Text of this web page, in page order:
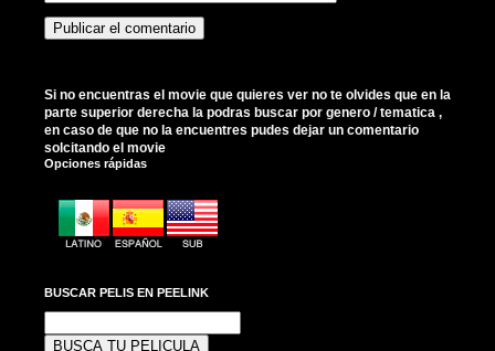
Si no encuentras el movie que quieres ver no te olvides que en la
parte superior derecha la podras buscar por genero / tematica ,
en caso de que no la encuentres pudes dejar un comentario
solcitando el movie
Opciones rápidas
BUSCAR PELIS EN PEELINK